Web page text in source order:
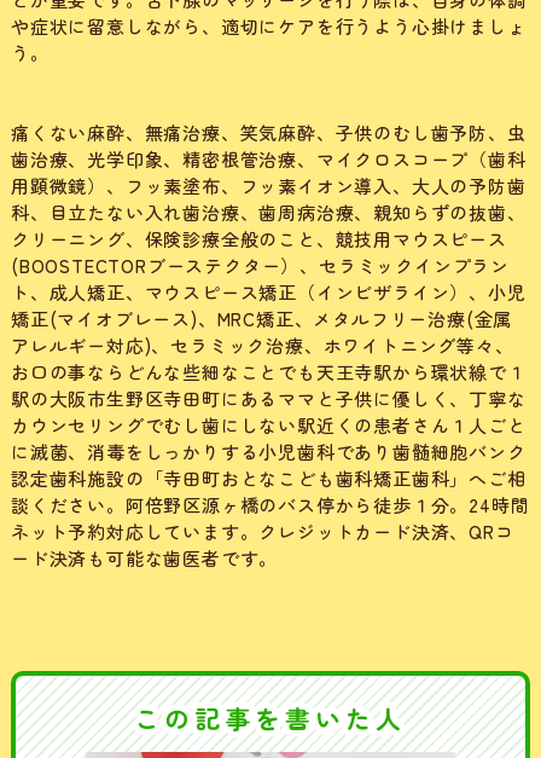
や症状に留意しながら、適切にケアを行うよう心掛けましょ
う。
痛くない麻酔、無痛治療、笑気麻酔、子供のむし歯予防、虫
歯治療、光学印象、精密根管治療、マイクロスコープ（歯科
用顕微鏡）、フッ素塗布、フッ素イオン導入、大人の予防歯
科、目立たない入れ歯治療、歯周病治療、親知らずの抜歯、
クリーニング、保険診療全般のこと、競技用マウスピース
(BOOSTECTORブーステクター）、セラミックインプラン
ト、成人矯正、マウスピース矯正（インビザライン）、小児
矯正(マイオブレース)、MRC矯正、メタルフリー治療(金属
アレルギー対応)、セラミック治療、ホワイトニング等々、
お口の事ならどんな些細なことでも天王寺駅から環状線で１
駅の大阪市生野区寺田町にあるママと子供に優しく、丁寧な
カウンセリングでむし歯にしない駅近くの患者さん１人ごと
に滅菌、消毒をしっかりする小児歯科であり歯髄細胞バンク
認定歯科施設の「寺田町おとなこども歯科矯正歯科」へご相
談ください。阿倍野区源ヶ橋のバス停から徒歩１分。24時間
ネット予約対応しています。クレジットカード決済、QRコ
ード決済も可能な歯医者です。
この記事を書いた人